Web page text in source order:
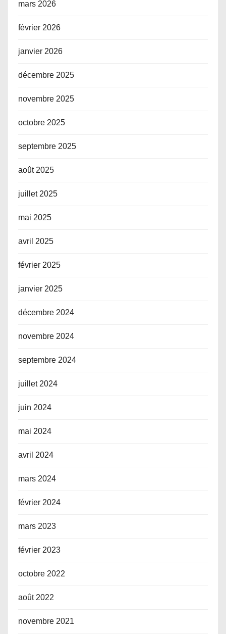
mars 2026
février 2026
janvier 2026
décembre 2025
novembre 2025
octobre 2025
septembre 2025
août 2025
juillet 2025
mai 2025
avril 2025
février 2025
janvier 2025
décembre 2024
novembre 2024
septembre 2024
juillet 2024
juin 2024
mai 2024
avril 2024
mars 2024
février 2024
mars 2023
février 2023
octobre 2022
août 2022
novembre 2021